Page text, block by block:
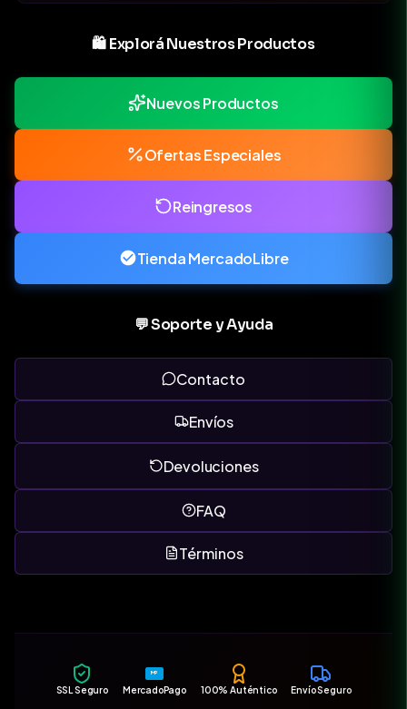
🛍️ Explorá Nuestros Productos
Nuevos Productos
Ofertas Especiales
Reingresos
Tienda MercadoLibre
💬 Soporte y Ayuda
Contacto
Envíos
Devoluciones
FAQ
Términos
SSL Seguro
MP
MercadoPago 100% Auténtico Envío Seguro